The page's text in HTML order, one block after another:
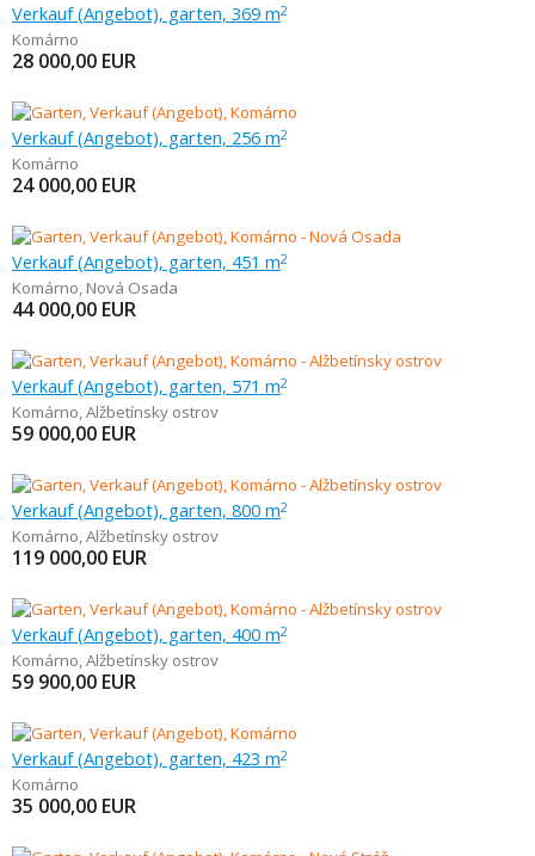
Verkauf (Angebot), garten, 369 m2
Komárno
28 000,00 EUR
Verkauf (Angebot), garten, 256 m2
Komárno
24 000,00 EUR
Verkauf (Angebot), garten, 451 m2
Komárno, Nová Osada
44 000,00 EUR
Verkauf (Angebot), garten, 571 m2
Komárno,Alžbetínsky ostrov
59 000,00 EUR
Verkauf (Angebot), garten, 800 m2
Komárno,Alžbetínsky ostrov
119 000,00 EUR
Verkauf (Angebot), garten, 400 m2
Komárno,Alžbetínsky ostrov
59 900,00 EUR
Verkauf (Angebot), garten, 423 m2
Komárno
35 000,00 EUR